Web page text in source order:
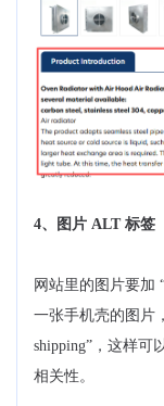
4、图片 ALT 标签
网站里的图片要加
一张手机壳的图片
shipping”，这样可
相关性。